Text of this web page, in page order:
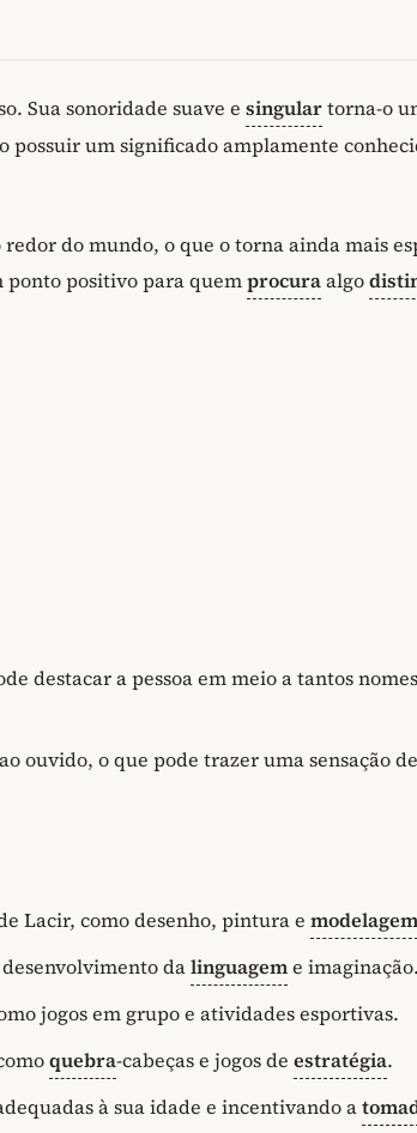
Sua sonoridade suave e singulartorna-o
possuir um significado amplamente
do mundo, o que o torna ainda mais
ponto positivo para quemprocuraalgo
destacar a pessoa em meio a tantos nomes
ouvido, o que pode trazer uma sensação de
Lacir, como desenho, pintura e modelagem
dalinguageme
jogos em grupo e atividades esportivas.
quebra-cabeças e jogos de estratégia.
à sua idade e incentivando a